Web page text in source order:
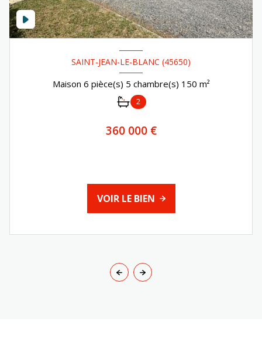
SAINT-JEAN-LE-BLANC (45650)
Maison 6 pièce(s) 5 chambre(s) 150 m²
2
360 000 €
VOIR LE BIEN